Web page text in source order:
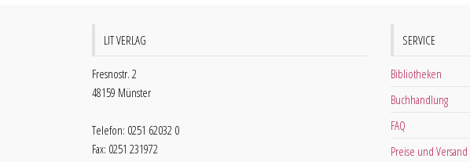
LIT VERLAG
Fresnostr. 2
48159 Münster
Telefon: 0251 62032 0
Fax: 0251 231972
SERVICE
Bibliotheken
Buchhandlung
FAQ
Preise und Versand